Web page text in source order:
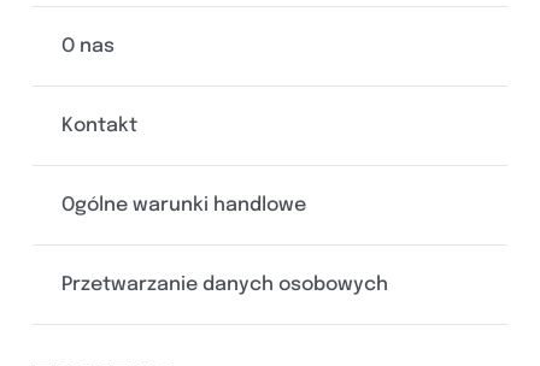
O nas
Kontakt
Ogólne warunki handlowe
Przetwarzanie danych osobowych